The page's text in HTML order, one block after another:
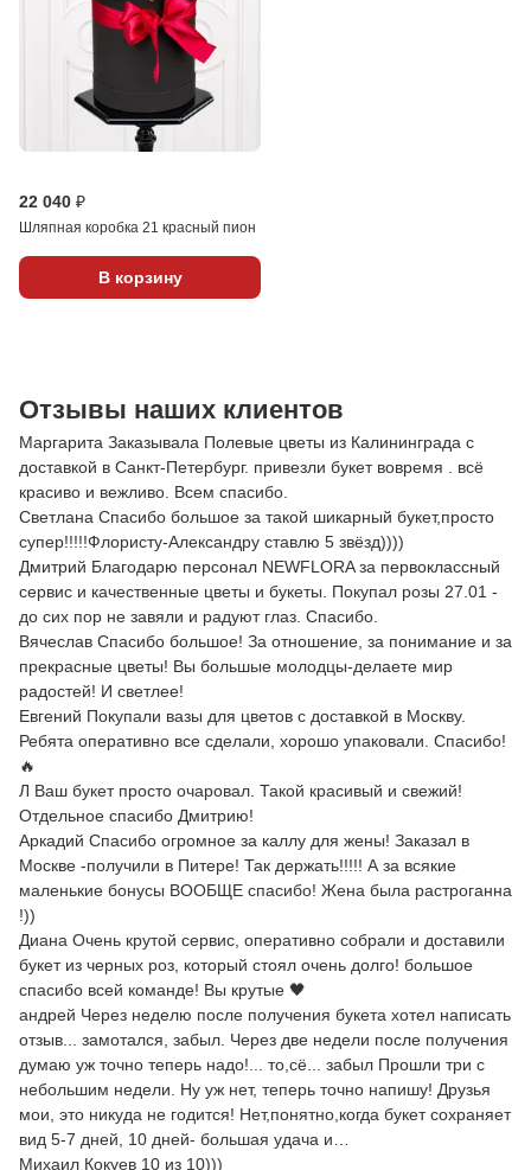
22 040 ₽
Шляпная коробка 21 красный пион
В корзину
Отзывы наших клиентов
Маргарита Заказывала Полевые цветы из Калининграда с
доставкой в Санкт-Петербург. привезли букет вовремя . всё
красиво и вежливо. Всем спасибо.
Светлана Спасибо большое за такой шикарный букет,просто
супер!!!!!Флористу-Александру ставлю 5 звёзд))))
Дмитрий Благодарю персонал NEWFLORA за первоклассный
сервис и качественные цветы и букеты. Покупал розы 27.01 -
до сих пор не завяли и радуют глаз. Спасибо.
Вячеслав Спасибо большое! За отношение, за понимание и за
прекрасные цветы! Вы большые молодцы-делаете мир
радостей! И светлее!
Евгений Покупали вазы для цветов с доставкой в Москву.
Ребята оперативно все сделали, хорошо упаковали. Спасибо!
🔥
Л Ваш букет просто очаровал. Такой красивый и свежий!
Отдельное спасибо Дмитрию!
Аркадий Спасибо огромное за каллу для жены! Заказал в
Москве -получили в Питере! Так держать!!!!! А за всякие
маленькие бонусы ВООБЩЕ спасибо! Жена была растроганна
!))
Диана Очень крутой сервис, оперативно собрали и доставили
букет из черных роз, который стоял очень долго! большое
спасибо всей команде! Вы крутые 🖤
андрей Через неделю после получения букета хотел написать
отзыв... замотался, забыл. Через две недели после получения
думаю уж точно теперь надо!... то,сё... забыл Прошли три с
небольшим недели. Ну уж нет, теперь точно напишу! Друзья
мои, это никуда не годится! Нет,понятно,когда букет сохраняет
вид 5-7 дней, 10 дней- большая удача и…
Михаил Кокуев 10 из 10)))